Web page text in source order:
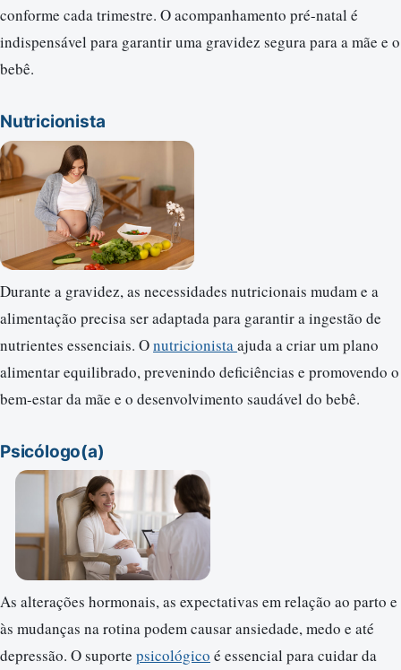
conforme cada trimestre. O acompanhamento pré-natal é
indispensável para garantir uma gravidez segura para a mãe e o
bebê.
Nutricionista
Durante a gravidez, as necessidades nutricionais mudam e a
alimentação precisa ser adaptada para garantir a ingestão de
nutrientes essenciais. Onutricionistaajuda a criar um plano
alimentar equilibrado, prevenindo deficiências e promovendo o
bem-estar da mãe e o desenvolvimento saudável do bebê.
Psicólogo(a)
As alterações hormonais, as expectativas em relação ao parto e
às mudanças na rotina podem causar ansiedade, medo e até
depressão. O suporte psicológico é essencial para cuidar da